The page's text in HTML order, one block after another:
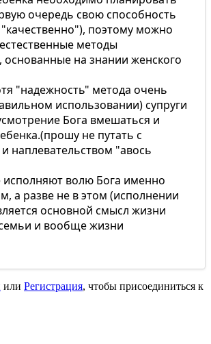
очередь свою способность
поэтому можно
методы
основанные на знании женского
"надежность" метода очень
использовании) супруги
Бога вмешаться и
не путать с
наплевательством "авось
исполняют волю Бога именно
а разве не в этом (исполнении
основной смысл жизни
и вообще жизни
или Регистрация, чтобы присоединиться к